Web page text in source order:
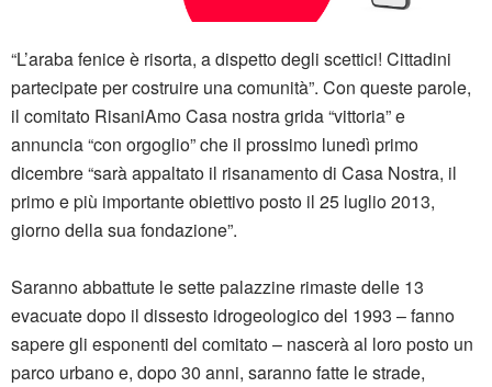
“L’araba fenice è risorta, a dispetto degli scettici! Cittadini
partecipate per costruire una comunità”. Con queste parole,
il comitato RisaniAmo Casa nostra grida “vittoria” e
annuncia “con orgoglio” che il prossimo lunedì primo
dicembre “sarà appaltato il risanamento di Casa Nostra, il
primo e più importante obiettivo posto il 25 luglio 2013,
giorno della sua fondazione”.
Saranno abbattute le sette palazzine rimaste delle 13
evacuate dopo il dissesto idrogeologico del 1993 – fanno
sapere gli esponenti del comitato – nascerà al loro posto un
parco urbano e, dopo 30 anni, saranno fatte le strade,